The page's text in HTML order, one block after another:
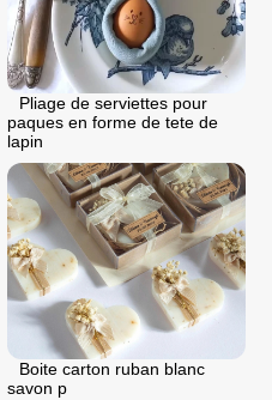
Pliage de serviettes pour
paques en forme de tete de
lapin
Boite carton ruban blanc
savon p